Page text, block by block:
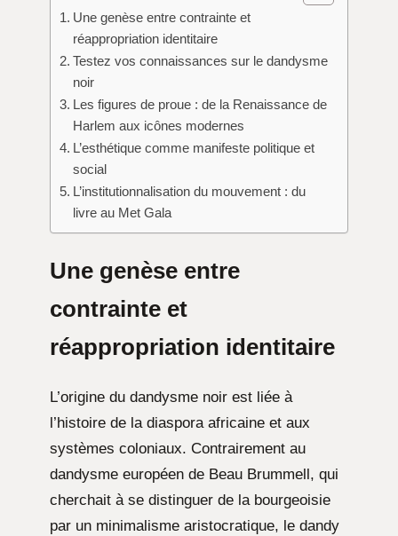
Une genèse entre contrainte et
réappropriation identitaire
Testez vos connaissances sur le dandysme
noir
Les figures de proue : de la Renaissance de
Harlem aux icônes modernes
L’esthétique comme manifeste politique et
social
L’institutionnalisation du mouvement : du
livre au Met Gala
Une genèse entre
contrainte et
réappropriation identitaire
L’origine du dandysme noir est liée à
l’histoire de la diaspora africaine et aux
systèmes coloniaux. Contrairement au
dandysme européen de Beau Brummell, qui
cherchait à se distinguer de la bourgeoisie
par un minimalisme aristocratique, le dandy